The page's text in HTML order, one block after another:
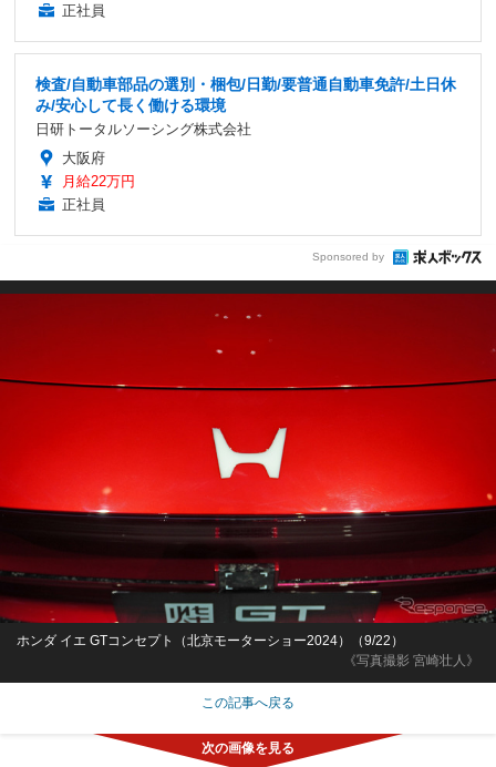
正社員
検査/自動車部品の選別・梱包/日勤/要普通自動車免許/土日休
み/安心して長く働ける環境
日研トータルソーシング株式会社
大阪府
月給22万円
正社員
Sponsored by
《写真撮影 宮崎壮人》
ホンダ イエ GTコンセプト（北京モーターショー2024）（9/22）
この記事へ戻る